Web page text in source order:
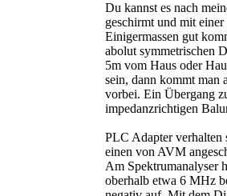
Du kannst es nach
geschirmt und mit
Einigermassen gut
abolut symmetrischen
5m vom Haus oder
sein, dann kommt man
vorbei. Ein Übergang
impedanzrichtigen
PLC Adapter verhalten
einen von AVM
Am Spektrumanalyser
oberhalb etwa 6 MHz